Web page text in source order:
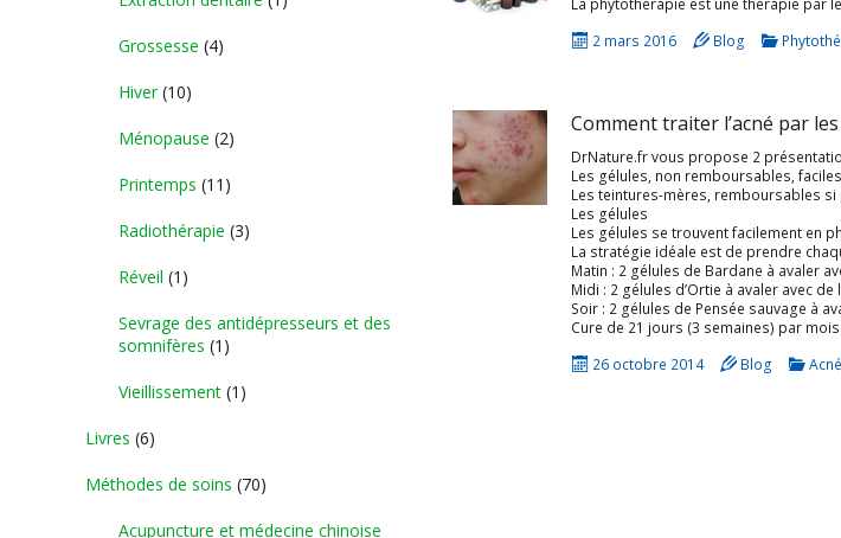
2 mars 2016 Blog
Comment traiter l’acné par
DrNature.fr vous propose 2
Les gélules, non remboursables,
Les teintures-mères, remboursables
Les gélules
Les gélules se trouvent facilement en
La stratégie idéale est de prendre
Matin : 2 gélules de Bardane à avaler
Midi : 2 gélules d’Ortie à avaler avec de
Soir : 2 gélules de Pensée sauvage à
Cure de 21 jours (3 semaines) par
26 octobre 2014 Blog Acné
Grossesse (4)
Hiver(10)
Ménopause (2)
Printemps (11)
Radiothérapie (3)
Réveil (1)
Sevrage des antidépresseurs et des
somnifères (1)
Vieillissement (1)
Livres (6)
Méthodes de soins (70)
Acupuncture et médecine chinoise
Téléchargez
gratuit
meilleures